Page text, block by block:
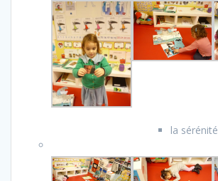
la sérénité